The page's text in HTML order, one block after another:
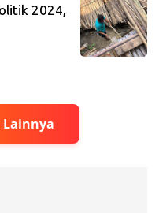
2024,